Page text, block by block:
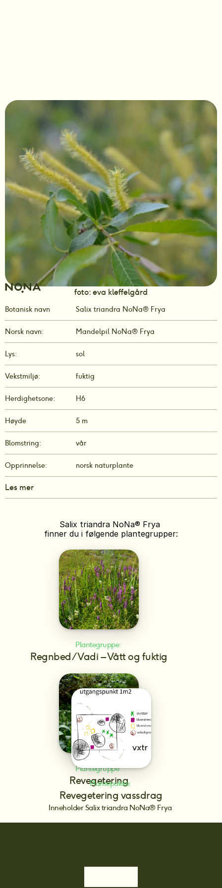
Botanisk navn Salix triandra NoNa® Frya
Norsk navn: Mandelpil NoNa® Frya
Lys: sol
Vekstmiljø: fuktig
Herdighetsone: H6
Høyde 5 m
Blomstring: vår
Opprinnelse: norsk naturplante
foto: eva kleffelgård
Les mer
Salix triandra NoNa® Frya
finner du i følgende plantegrupper:
Plantegruppe:
Regnbed/Vadi – Vått og fuktig
Plantegruppe:
Revegetering
Plantepakke:
Revegetering vassdrag
Inneholder Salix triandra NoNa® Frya